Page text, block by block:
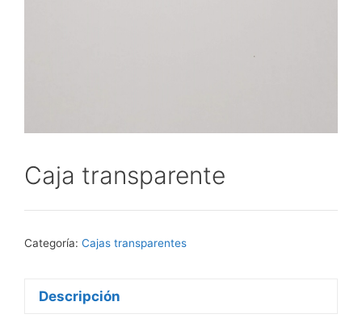
Caja transparente
Categoría: Cajas transparentes
Descripción